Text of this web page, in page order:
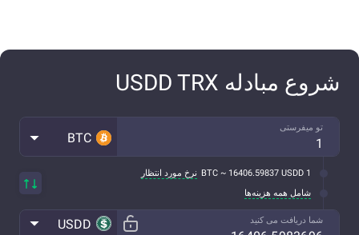
شروع مبادله USDD TRX
تو میفرستی
BTC
1 BTC ~ 16406.59837 USDD
نرخ مورد انتظار
شامل همه هزینه‌ها
شما دریافت می کنید USDD